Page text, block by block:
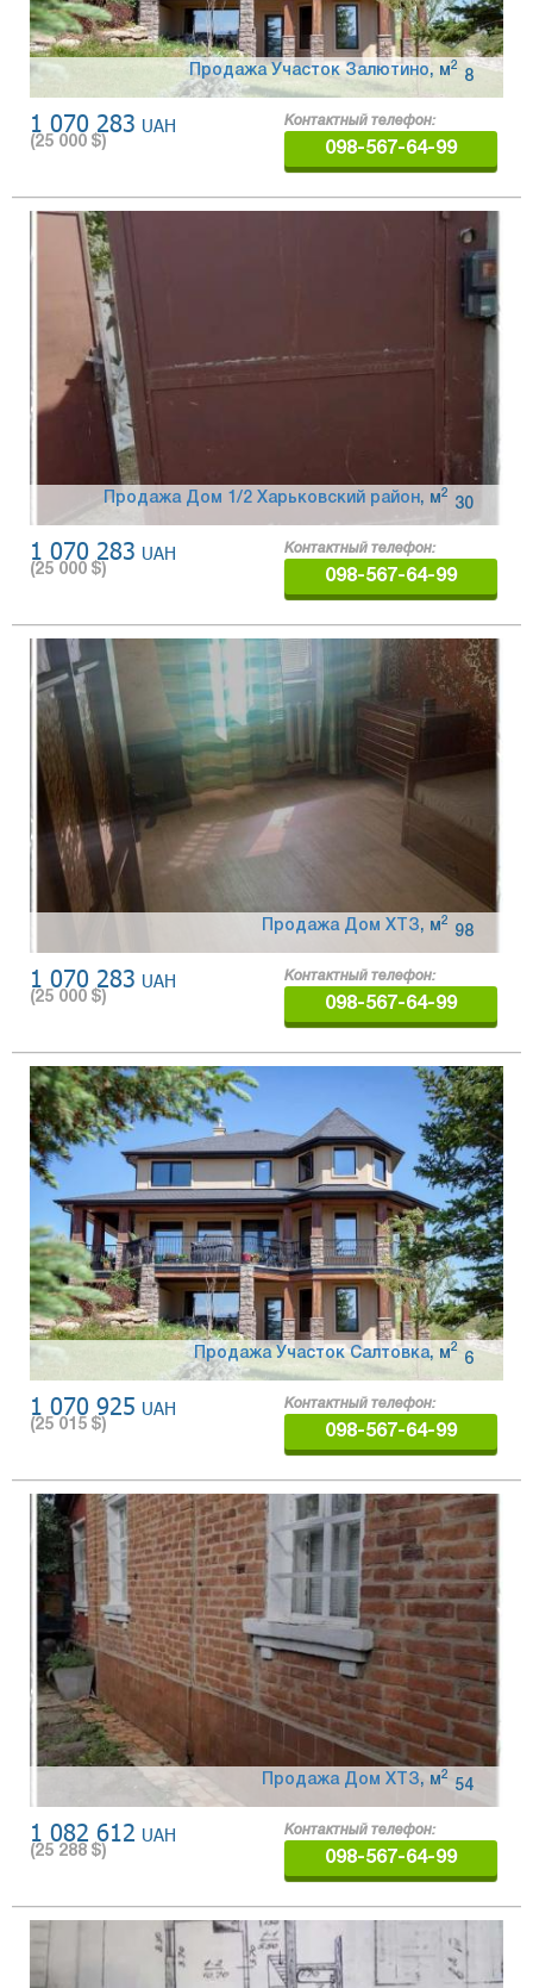
Продажа Участок Залютино, 8
м 2
1 070 283 UAH
(25 000 $)
Контактный телефон:
098-567-64-99
Продажа Дом 1/2 Харьковский район, 30
м2
1 070 283 UAH
(25 000 $)
Контактный телефон:
098-567-64-99
Продажа Дом ХТЗ, 98
м2
1 070 283 UAH
(25 000 $)
Контактный телефон:
098-567-64-99
Продажа Участок Салтовка, 6
м2
1 070 925 UAH
(25 015 $)
Контактный телефон:
098-567-64-99
Продажа Дом ХТЗ, 54
м 2
1 082 612 UAH
(25 288 $)
Контактный телефон:
098-567-64-99